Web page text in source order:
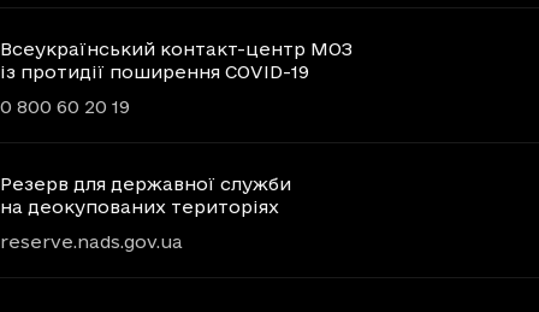
Всеукраїнський контакт-центр МОЗ
із протидії поширення COVID-19
0 800 60 20 19
Резерв для державної служби
на деокупованих територіях
reserve.nads.gov.ua